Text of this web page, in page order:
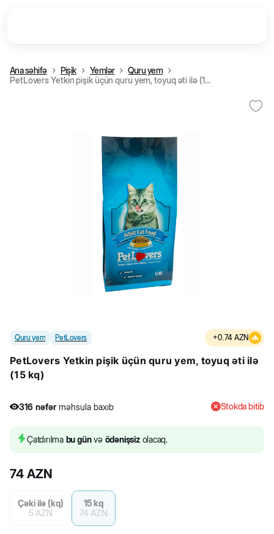
Ana səhifə Pişik Yemlər
Quru yem
PetLovers Yetkin pişik üçün quru yem, toyuq əti ilə (15 kq)
Quru yem PetLovers +0.74 AZN
PetLovers Yetkin pişik üçün quru yem, toyuq əti ilə
(15 kq)
316 nəfər məhsula baxıb
316 nəfər məhsula baxıb
Stokda bitib
Çatdırılma bu günvə ödənişsizolacaq.
74 AZN
Çəki ilə (kq)
5 AZN
15 kq
74 AZN